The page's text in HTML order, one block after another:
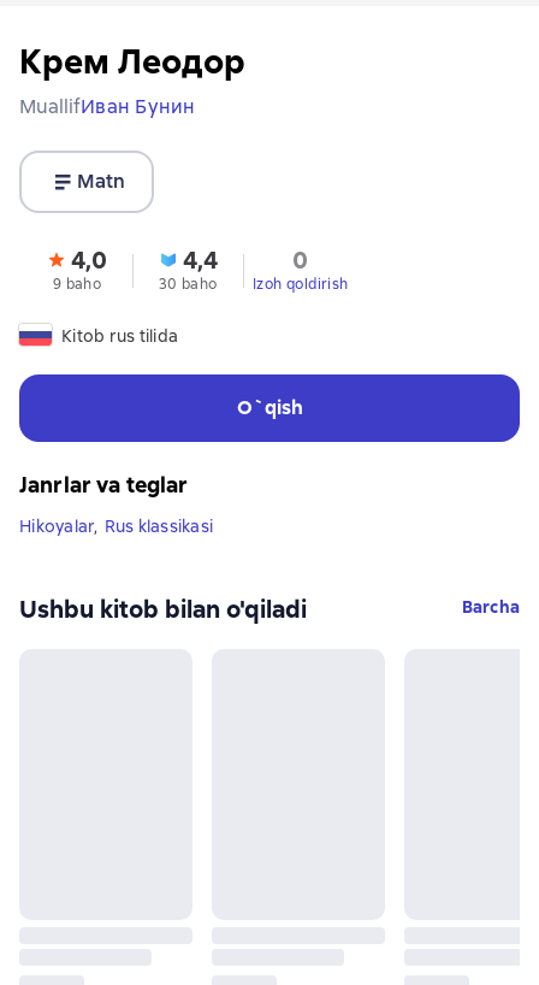
Крем Леодор
MuallifИван Бунин
Matn
4,0
9 baho
4,4
30 baho
0
Izoh qoldirish
Kitob rus tilida
O`qish
Janrlar va teglar
Hikoyalar, Rus klassikasi
Ushbu kitob bilan o'qiladi Barcha